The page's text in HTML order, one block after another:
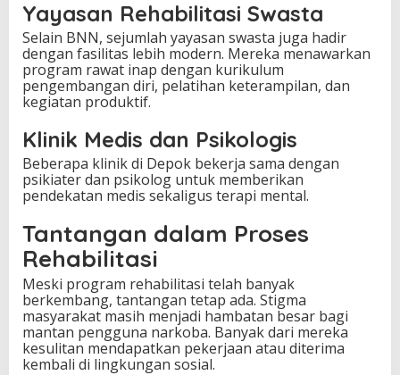
Yayasan Rehabilitasi Swasta
Selain BNN, sejumlah yayasan swasta juga hadir
dengan fasilitas lebih modern. Mereka menawarkan
program rawat inap dengan kurikulum
pengembangan diri, pelatihan keterampilan, dan
kegiatan produktif.
Klinik Medis dan Psikologis
Beberapa klinik di Depok bekerja sama dengan
psikiater dan psikolog untuk memberikan
pendekatan medis sekaligus terapi mental.
Tantangan dalam Proses
Rehabilitasi
Meski program rehabilitasi telah banyak
berkembang, tantangan tetap ada. Stigma
masyarakat masih menjadi hambatan besar bagi
mantan pengguna narkoba. Banyak dari mereka
kesulitan mendapatkan pekerjaan atau diterima
kembali di lingkungan sosial.